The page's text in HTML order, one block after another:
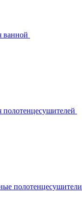
ванной
полотенцесушителей
полотенцесушители